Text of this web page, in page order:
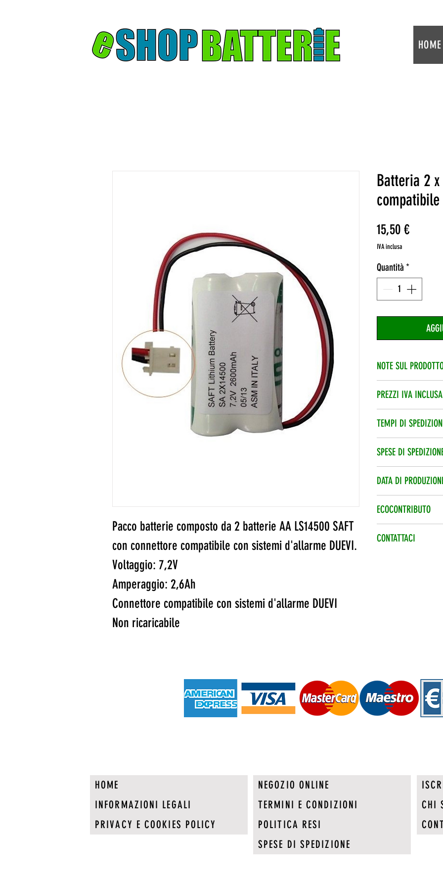
HOME
Pacco batterie composto da 2 batterie AA LS14500 SAFT
con connettore compatibile con sistemi d'allarme DUEVI.
Voltaggio: 7,2V
Amperaggio: 2,6Ah
Connettore compatibile con sistemi d'allarme DUEVI
Non ricaricabile
Batteria 2 x
compatibile
15,50 €Prezzo
IVA inclusa
Quantità *
NOTE SUL
aggiungere una
PREZZI IVA INCLUSA
TEMPI DI
SPESE DI
DATA DI
ECOCONTRIBUTO
nel prezzo.
CONTATTACI
HOME
INFORMAZIONI LEGALI
PRIVACY E COOKIES POLICY
NEGOZIO ONLINE
TERMINI E CONDIZIONI
POLITICA RESI
CHI
SPESE DI SPEDIZIONE